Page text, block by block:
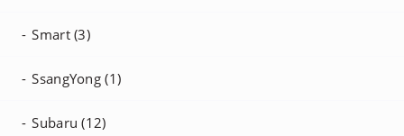
Smart (3)
SsangYong (1)
Subaru (12)